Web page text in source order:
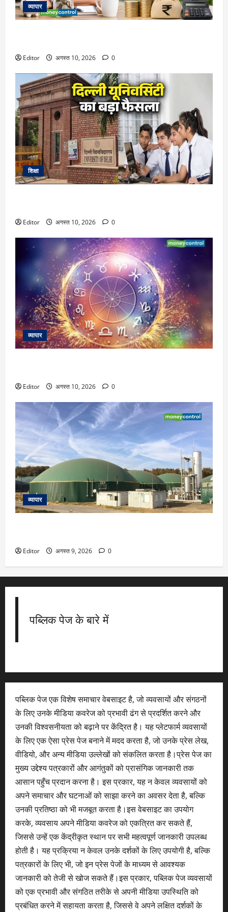
व्यापार
Editor अगस्त 10, 2026 0
शिक्षा
Editor अगस्त 10, 2026 0
व्यापार
Editor अगस्त 10, 2026 0
व्यापार
Editor अगस्त 9, 2026 0
पब्लिक पेज के बारे में
पब्लिक पेज एक विशेष समाचार वेबसाइट है, जो व्यवसायों और संगठनों
के लिए उनके मीडिया कवरेज को प्रभावी ढंग से प्रदर्शित करने और
उनकी विश्वसनीयता को बढ़ाने पर केंद्रित है। यह प्लेटफार्म व्यवसायों
के लिए एक ऐसा प्रेस पेज बनाने में मदद करता है, जो उनके प्रेस लेख,
वीडियो, और अन्य मीडिया उल्लेखों को संकलित करता है।प्रेस पेज का
मुख्य उद्देश्य पत्रकारों और आगंतुकों को प्रासंगिक जानकारी तक
आसान पहुँच प्रदान करना है। इस प्रकार, यह न केवल व्यवसायों को
अपने समाचार और घटनाओं को साझा करने का अवसर देता है, बल्कि
उनकी प्रतिष्ठा को भी मजबूत करता है।इस वेबसाइट का उपयोग
करके, व्यवसाय अपने मीडिया कवरेज को एकत्रित कर सकते हैं,
जिससे उन्हें एक केंद्रीकृत स्थान पर सभी महत्वपूर्ण जानकारी उपलब्ध
होती है। यह प्रक्रिया न केवल उनके दर्शकों के लिए उपयोगी है, बल्कि
पत्रकारों के लिए भी, जो इन प्रेस पेजों के माध्यम से आवश्यक
जानकारी को तेजी से खोज सकते हैं।इस प्रकार, पब्लिक पेज व्यवसायों
को एक प्रभावी और संगठित तरीके से अपनी मीडिया उपस्थिति को
प्रबंधित करने में सहायता करता है, जिससे वे अपने लक्षित दर्शकों के